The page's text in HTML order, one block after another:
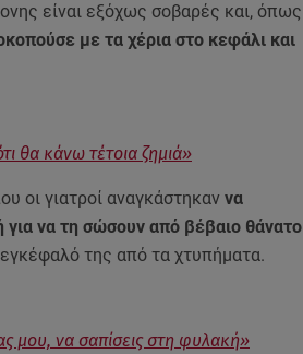
είναι εξόχως σοβαρές και, όπως
με τα χέρια στο κεφάλι και
θα κάνω τέτοια ζημιά»
οι γιατροί αναγκάστηκαννα
να τη σώσουν από βέβαιο θάνατο
της από τα χτυπήματα.
μου, να σαπίσεις στη φυλακή»